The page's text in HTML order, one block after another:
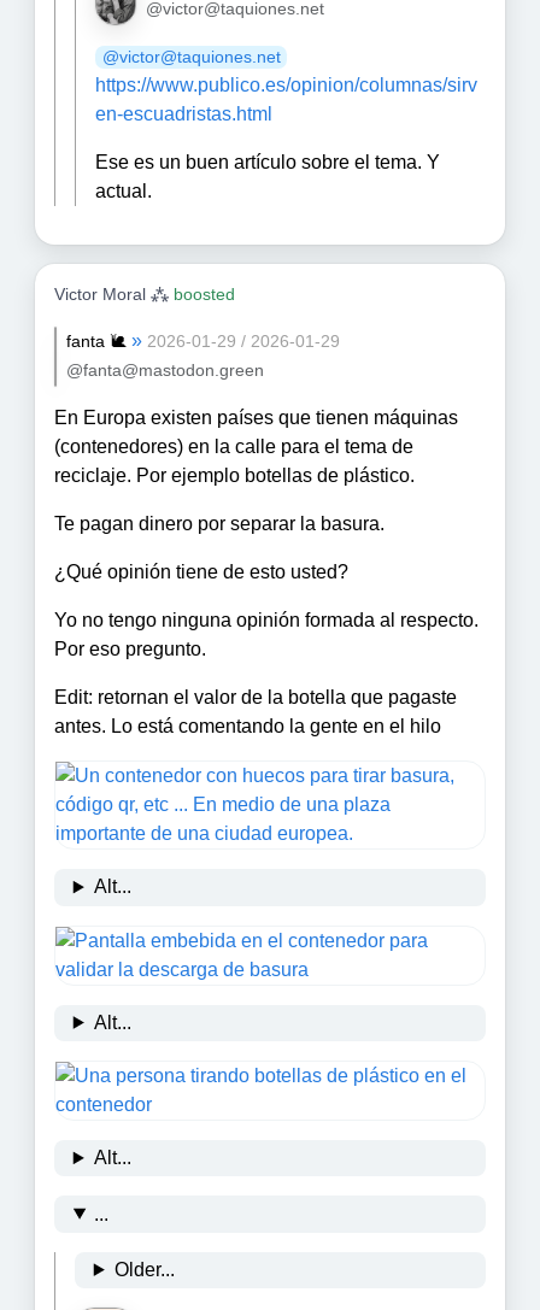
@victor@taquiones.net
@victor@taquiones.net
https://www.publico.es/opinion/columnas/sirv
en-escuadristas.html
Ese es un buen artículo sobre el tema. Y
actual.
Victor Moral ⁂boosted
fanta 🐌 » 2026-01-29 / 2026-01-29
@fanta@mastodon.green
En Europa existen países que tienen máquinas
(contenedores) en la calle para el tema de
reciclaje. Por ejemplo botellas de plástico.
Te pagan dinero por separar la basura.
¿Qué opinión tiene de esto usted?
Yo no tengo ninguna opinión formada al respecto.
Por eso pregunto.
Edit: retornan el valor de la botella que pagaste
antes. Lo está comentando la gente en el hilo
Alt...
Alt...
Alt...
...
Older...